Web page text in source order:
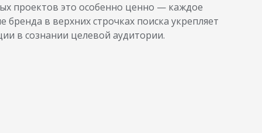
проектов это особенно ценно — каждое
бренда в верхних строчках поиска укрепляет
в сознании целевой аудитории.